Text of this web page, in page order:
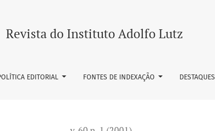
e formulações
Revista do Instituto Adolfo Lutz
EDITORIAL FONTES DE INDEXAÇÃO DESTAQUES